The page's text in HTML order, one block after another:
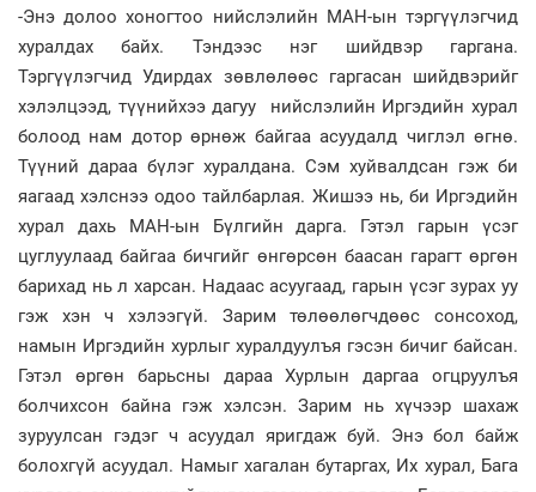
-Энэ долоо хоногтоо нийслэлийн МАН-ын тэргүүлэгчид
хуралдах байх. Тэндээс нэг шийдвэр гаргана.
Тэргүүлэгчид Удирдах зөвлөлөөс гаргасан шийдвэрийг
хэлэлцээд, түүнийхээ дагуу нийслэлийн Иргэдийн хурал
болоод нам дотор өрнөж байгаа асуудалд чиглэл өгнө.
Түүний дараа бүлэг хуралдана. Сэм хуйвалдсан гэж би
яагаад хэлснээ одоо тайлбарлая. Жишээ нь, би Иргэдийн
хурал дахь МАН-ын Бүлгийн дарга. Гэтэл гарын үсэг
цуглуулаад байгаа бичгийг өнгөрсөн баасан гарагт өргөн
барихад нь л харсан. Надаас асуугаад, гарын үсэг зурах уу
гэж хэн ч хэлээгүй. Зарим төлөөлөгчдөөс сонсоход,
намын Иргэдийн хурлыг хуралдуулъя гэсэн бичиг байсан.
Гэтэл өргөн барьсны дараа Хурлын даргаа огцруулъя
болчихсон байна гэж хэлсэн. Зарим нь хүчээр шахаж
зуруулсан гэдэг ч асуудал яригдаж буй. Энэ бол байж
болохгүй асуудал. Намыг хагалан бутаргах, Их хурал, Бага